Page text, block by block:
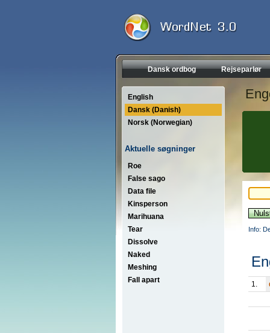
Dansk ordbog Rejseparlør
English
Dansk (Danish)
Norsk (Norwegian)
Aktuelle søgninger
Roe
False sago
Data file
Kinsperson
Marihuana
Tear
Dissolve
Naked
Meshing
Fall apart
Info:
1.